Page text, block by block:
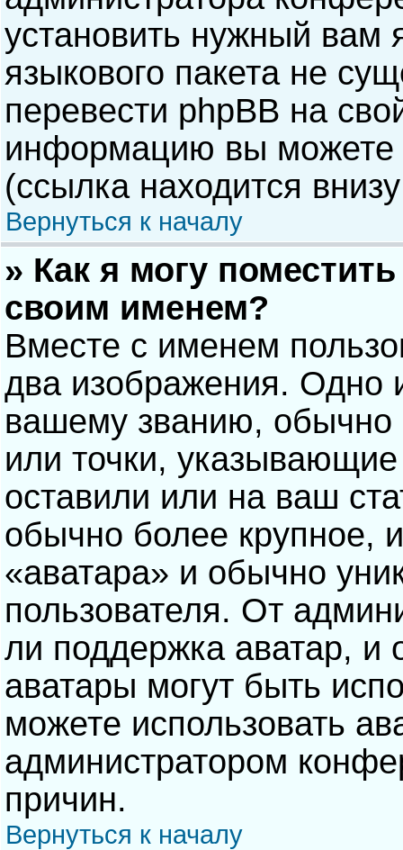
установить нужный вам
языкового пакета не
перевести phpBB на
информацию вы можете
(ссылка находится
Вернуться к началу
» Как я могу
своим именем?
Вместе с именем
два изображения. Одно
вашему званию, обычно
или точки,
оставили или на ваш
обычно более крупное,
«аватара» и обычно
пользователя. От
ли поддержка аватар, и
аватары могут быть
можете использовать
администратором
причин.
Вернуться к началу